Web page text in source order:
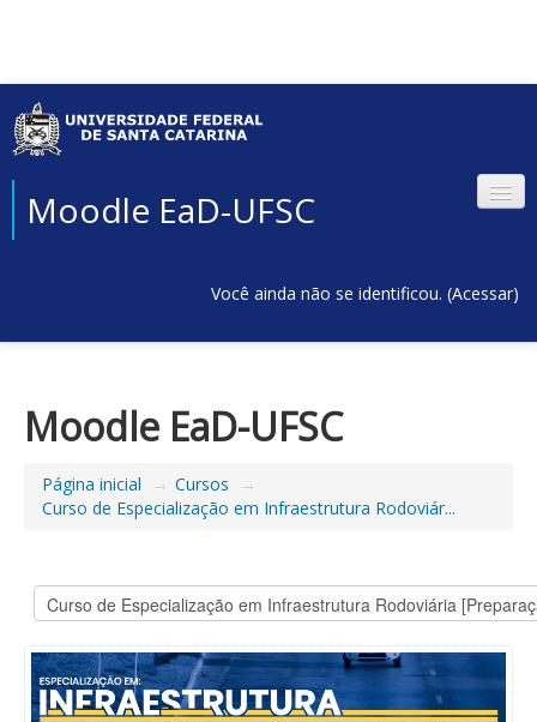
Moodle EaD-UFSC
Você ainda não se identificou. (Acessar)
Moodle EaD-UFSC
Página inicial → Cursos
→
Curso de Especialização em Infraestrutura Rodoviár...